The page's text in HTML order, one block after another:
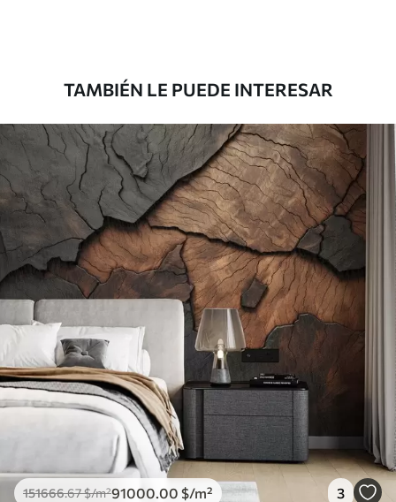
Vinilo Premium
199833.33119900.00$/m²
TAMBIÉN LE PUEDE INTERESAR
151666.67$/m²91000 .00 $/m² 3